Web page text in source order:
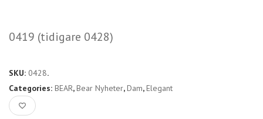
0419 (tidigare 0428)
SKU: 0428.
Categories: BEAR,Bear Nyheter,Dam,Elegant